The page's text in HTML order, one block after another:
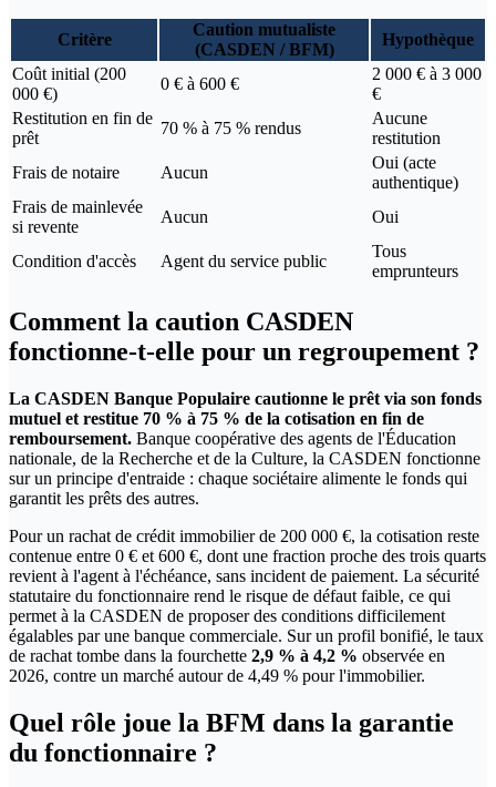
Critère
Caution mutualiste
(CASDEN / BFM)
Hypothèque
Coût initial (200
000 €)
0 € à 600 €
2 000 € à 3 000
€
Restitution en fin de
prêt
70 % à 75 % rendus
Aucune
restitution
Frais de notaire
Aucun
Oui (acte
authentique)
Frais de mainlevée
si revente
Aucun Oui
Condition d'accès Agent du service public
Tous
emprunteurs
Comment la caution CASDEN
fonctionne-t-elle pour un regroupement ?
La CASDEN Banque Populaire cautionne le prêt via son fonds
mutuel et restitue 70 % à 75 % de la cotisation en fin de
remboursement. Banque coopérative des agents de l'Éducation
nationale, de la Recherche et de la Culture, la CASDEN fonctionne
sur un principe d'entraide : chaque sociétaire alimente le fonds qui
garantit les prêts des autres.
Pour un rachat de crédit immobilier de 200 000 €, la cotisation reste
contenue entre 0 € et 600 €, dont une fraction proche des trois quarts
revient à l'agent à l'échéance, sans incident de paiement. La sécurité
statutaire du fonctionnaire rend le risque de défaut faible, ce qui
permet à la CASDEN de proposer des conditions difficilement
égalables par une banque commerciale. Sur un profil bonifié, le taux
de rachat tombe dans la fourchette 2,9 % à 4,2 % observée en
2026, contre un marché autour de 4,49 % pour l'immobilier.
Quel rôle joue la BFM dans la garantie
du fonctionnaire ?